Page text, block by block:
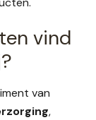
vind
van
,